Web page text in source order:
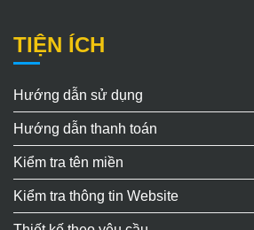
TIỆN ÍCH
Hướng dẫn sử dụng
Hướng dẫn thanh toán
Kiểm tra tên miền
Kiểm tra thông tin Website